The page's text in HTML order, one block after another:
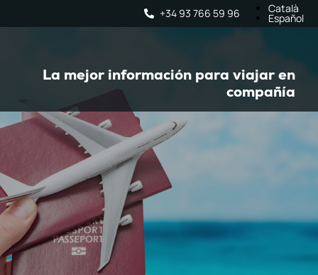
+34 93 766 59 96 Català
Español
La mejor información para viajar en
compañía